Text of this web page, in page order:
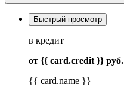
Быстрый просмотр
в кредит
от {{ card.credit }} руб.
{{ card.name }}